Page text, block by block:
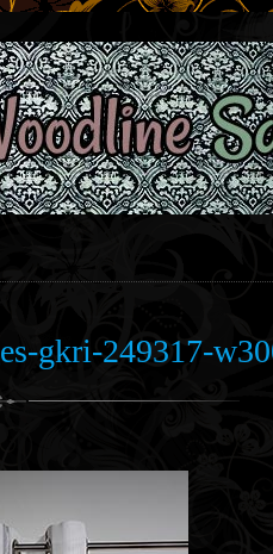
gkri-249317-